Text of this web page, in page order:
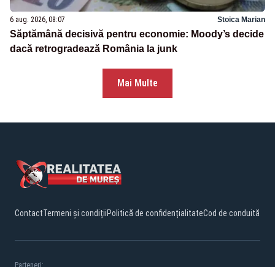
6 aug. 2026, 08:07 Stoica Marian
Săptămână decisivă pentru economie: Moody’s decide
dacă retrogradează România la junk
Mai Multe
ContactTermeni și condițiiPolitică de confidențialitateCod de conduită
Parteneri: